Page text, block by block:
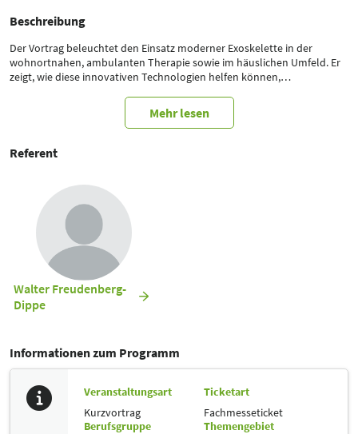
Beschreibung
Der Vortrag beleuchtet den Einsatz moderner Exoskelette in der
wohnortnahen, ambulanten Therapie sowie im häuslichen Umfeld. Er
zeigt, wie diese innovativen Technologien helfen können,
Lebensqualität von Patienten nachhaltig zu verbessern. Anhand
praxisnaher Beispiele werden die Potenziale und Vorteile für
Mehr lesen
Referent
Walter Freudenberg-
Dippe
Informationen zum Programm
Veranstaltungsart
Kurzvortrag
Ticketart
Fachmesseticket
Berufsgruppe
Themengebiet